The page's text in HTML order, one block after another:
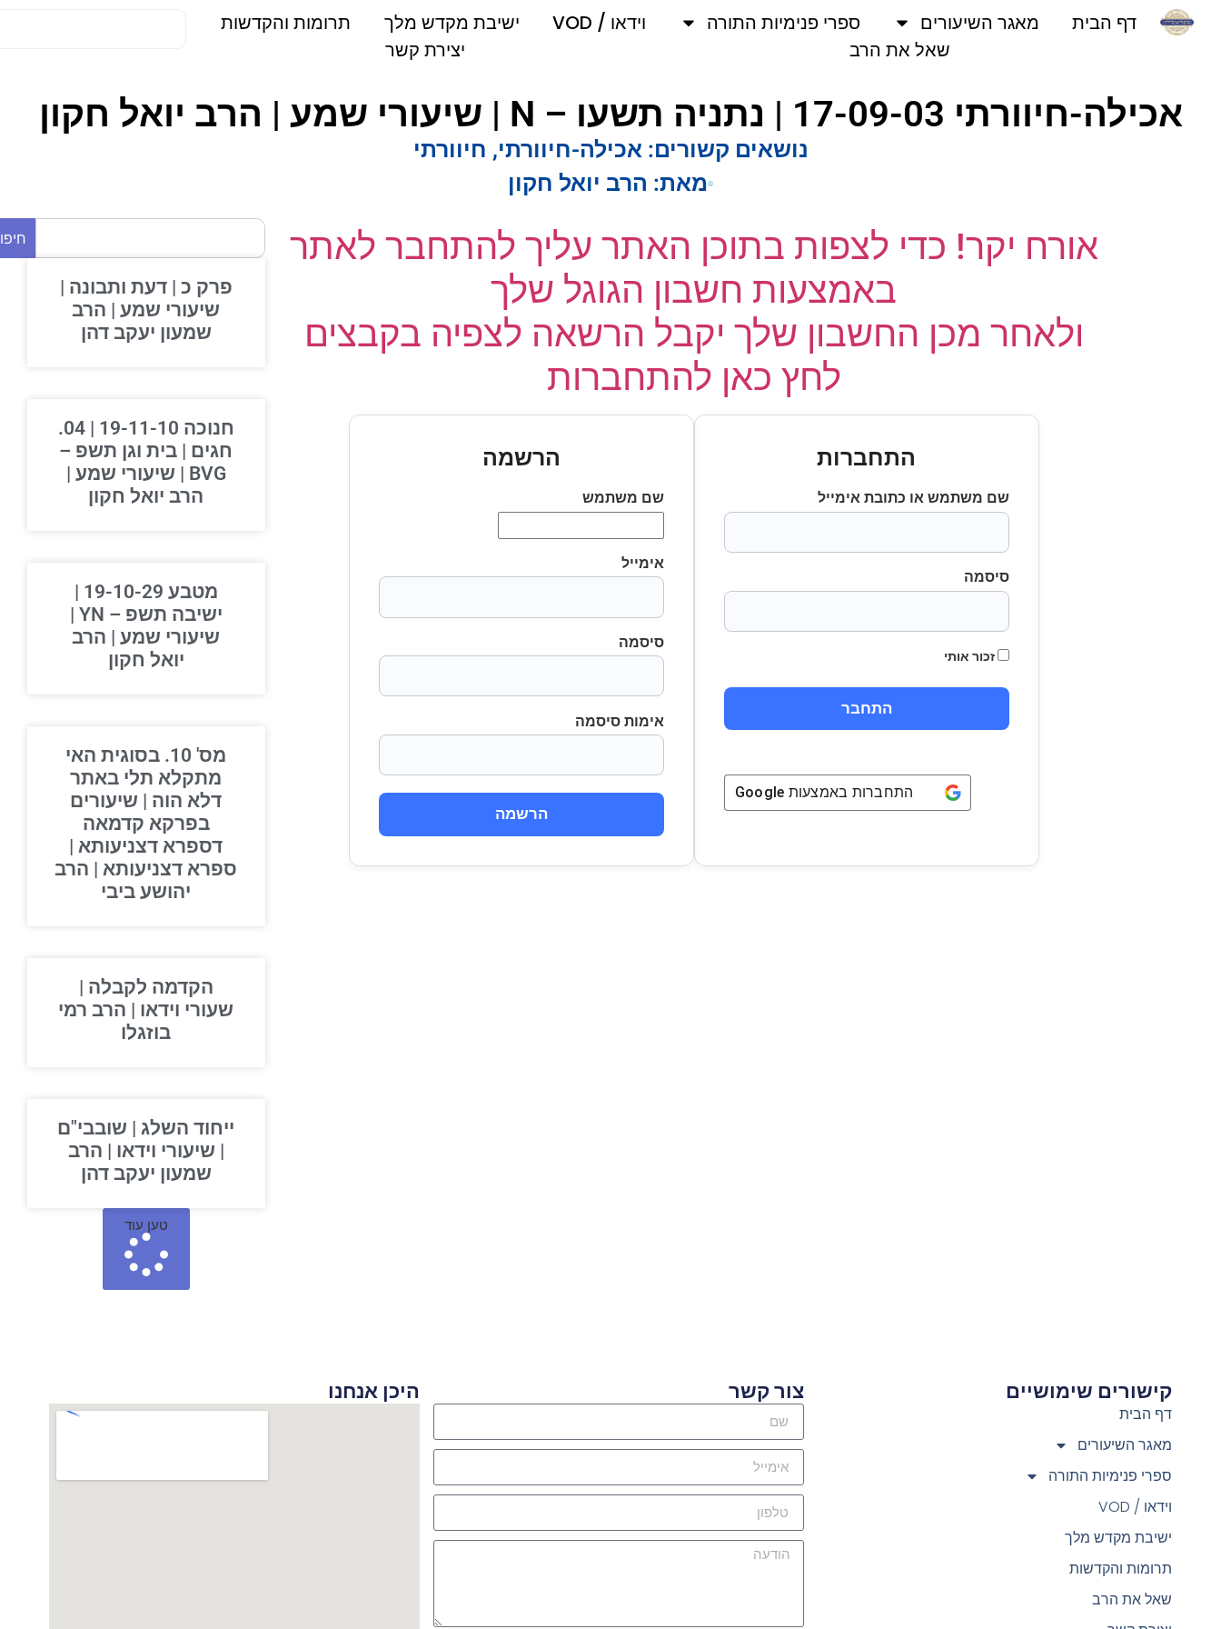
דף הבית מאגר השיעורים ספרי פנימיות התורה וידאו / VOD ישיבת מקדש מלך
תרומות והקדשות
שאל את הרב
יצירת קשר
אכילה-חיוורתי 17-09-03 | נתניה תשעו – N | שיעורי שמע | הרב יואל חקון
נושאים קשורים: אכילה-חיוורתי,חיוורתי
מאת:הרב יואל חקון
אורח יקר! כדי לצפות בתוכן האתר עליך להתחבר לאתר
באמצעות חשבון הגוגל שלך
ולאחר מכן החשבון שלך יקבל הרשאה לצפיה בקבצים
לחץ כאן להתחברות
התחברות
שם משתמש או כתובת אימייל
סיסמה
זכור אותי
התחברות באמצעותGoogle
הרשמה
שם משתמש
אימייל
סיסמה
אימות סיסמה
הרשמה
חיפוש
פרק כ | דעת ותבונה |
שיעורי שמע | הרב
שמעון יעקב דהן
חנוכה 19-11-10 | 04.
חגים | בית וגן תשפ –
BVG | שיעורי שמע |
הרב יואל חקון
מטבע 19-10-29 |
ישיבה תשפ – YN |
שיעורי שמע | הרב
יואל חקון
מס' 10. בסוגית האי
מתקלא תלי באתר
דלא הוה | שיעורים
בפרקא קדמאה
דספרא דצניעותא |
ספרא דצניעותא | הרב
יהושע ביבי
הקדמה לקבלה |
שעורי וידאו | הרב רמי
בוזגלו
ייחוד השלג | שובבי"ם
| שיעורי וידאו | הרב
שמעון יעקב דהן
טען עוד
קישורים שימושיים
דף הבית
מאגר השיעורים
ספרי פנימיות התורה
וידאו / VOD
ישיבת מקדש מלך
תרומות והקדשות
שאל את הרב
צור קשר היכן אנחנו